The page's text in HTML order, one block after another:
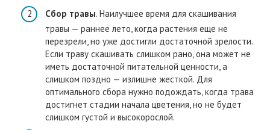
Сбор травы. Наилучшее время для скашивания
травы — раннее лето, когда растения еще не
перезрели, но уже достигли достаточной зрелости.
Если траву скашивать слишком рано, она может не
иметь достаточной питательной ценности, а
слишком поздно — излишне жесткой. Для
оптимального сбора нужно подождать, когда трава
достигнет стадии начала цветения, но не будет
слишком густой и высокорослой.